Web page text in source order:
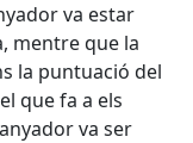
va estar
mentre que la
la puntuació del
que fa a els
va ser